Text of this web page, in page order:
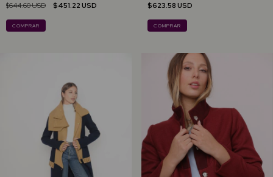
$644.60 USD $451.22 USD
COMPRAR
$623.58 USD
COMPRAR